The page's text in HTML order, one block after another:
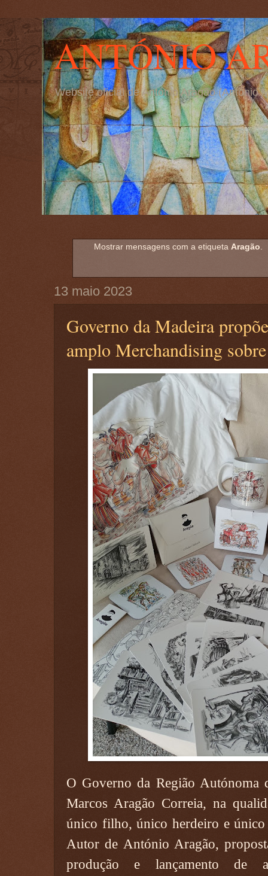
ANTÓNIO
Website oficial de António Aragão (António
Mostrar mensagens com a etiqueta Aragão.
13 maio 2023
Governo da Madeira
amplo Merchandising
O Governo da Região Autónoma
Marcos Aragão Correia, na
único filho, único herdeiro e
Autor de António Aragão,
produção e lançamento de